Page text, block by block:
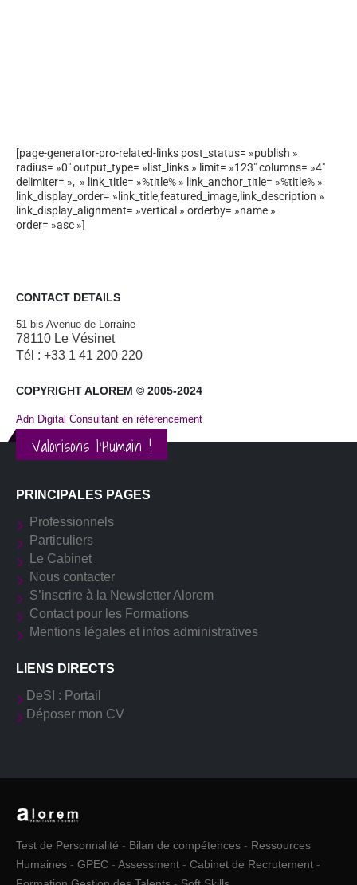
[page-generator-pro-related-links post_status= »publish »
radius= »0″ output_type= »list_links » limit= »123″ columns= »4″
delimiter= », » link_title= »%title% » link_anchor_title= »%title% »
link_display_order= »link_title,featured_image,link_description »
link_display_alignment= »vertical » orderby= »name »
order= »asc »]
CONTACT DETAILS
51 bis Avenue de Lorraine
78110 Le Vésinet
Tél : +33 1 41 200 220
COPYRIGHT ALOREM © 2005-2024
Adn Digital Consultant en référencement
Valorisons l'Humain !
PRINCIPALES PAGES
Professionnels
Particuliers
Le Cabinet
Nous contacter
S’inscrire à la Newsletter Alorem
Contact pour les Formations
Mentions légales et infos administratives
LIENS DIRECTS
DeSI : Portail
Déposer mon CV
Test de Personnalité - Bilan de compétences - Ressources
Humaines - GPEC - Assessment - Cabinet de Recrutement -